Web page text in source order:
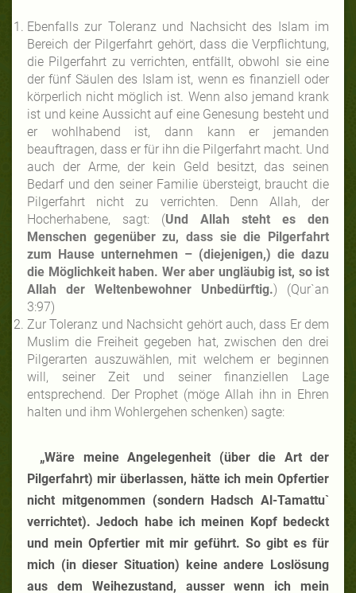
Ebenfalls zur Toleranz und Nachsicht des Islam im
Bereich der Pilgerfahrt gehört, dass die Verpflichtung,
die Pilgerfahrt zu verrichten, entfällt, obwohl sie eine
der fünf Säulen des Islam ist, wenn es finanziell oder
körperlich nicht möglich ist. Wenn also jemand krank
ist und keine Aussicht auf eine Genesung besteht und
er wohlhabend ist, dann kann er jemanden
beauftragen, dass er für ihn die Pilgerfahrt macht. Und
auch der Arme, der kein Geld besitzt, das seinen
Bedarf und den seiner Familie übersteigt, braucht die
Pilgerfahrt nicht zu verrichten. Denn Allah, der
Hocherhabene, sagt: (Und Allah steht es den
Menschen gegenüber zu, dass sie die Pilgerfahrt
zum Hause unternehmen – (diejenigen,) die dazu
die Möglichkeit haben. Wer aber ungläubig ist, so ist
Allah der Weltenbewohner Unbedürftig.) (Qur`an
3:97)
Zur Toleranz und Nachsicht gehört auch, dass Er dem
Muslim die Freiheit gegeben hat, zwischen den drei
Pilgerarten auszuwählen, mit welchem er beginnen
will, seiner Zeit und seiner finanziellen Lage
entsprechend. Der Prophet (möge Allah ihn in Ehren
halten und ihm Wohlergehen schenken) sagte:
„Wäre meine Angelegenheit (über die Art der
Pilgerfahrt) mir überlassen, hätte ich mein Opfertier
nicht mitgenommen (sondern Hadsch Al-Tamattu`
verrichtet). Jedoch habe ich meinen Kopf bedeckt
und mein Opfertier mit mir geführt. So gibt es für
mich (in dieser Situation) keine andere Loslösung
aus dem Weihezustand, ausser wenn ich mein